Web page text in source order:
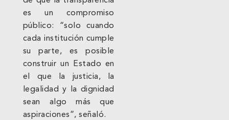
es un compromiso
público: “solo cuando
cada institución cumple
su parte, es posible
construir un Estado en
el que la justicia, la
legalidad y la dignidad
sean algo más que
aspiraciones”, señaló.